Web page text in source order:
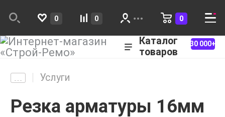
0 0 0
Каталог
товаров
30 000+
Услуги
Резка арматуры 16мм